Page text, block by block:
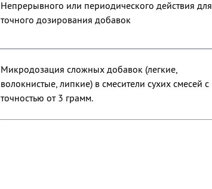
Непрерывного или периодического действия для
точного дозирования добавок
Микродозация сложных добавок (легкие,
волокнистые, липкие) в смесители сухих смесей с
точностью от 3 грамм.